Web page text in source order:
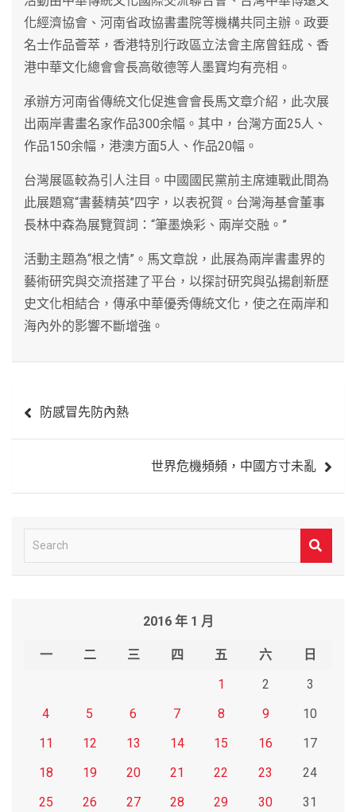
化經濟協會、河南省政協書畫院等機構共同主辦。政要
名士作品薈萃，香港特別行政區立法會主席曾鈺成、香
港中華文化總會會長高敬德等人墨寶均有亮相。
承辦方河南省傳統文化促進會會長馬文章介紹，此次展
出兩岸書畫名家作品300余幅。其中，台灣方面25人、
作品150余幅，港澳方面5人、作品20幅。
台灣展區較為引人注目。中國國民黨前主席連戰此間為
此展題寫“書藝精英”四字，以表祝賀。台灣海基會董事
長林中森為展覽賀詞：“筆墨煥彩、兩岸交融。”
活動主題為“根之情”。馬文章說，此展為兩岸書畫界的
藝術研究與交流搭建了平台，以探討研究與弘揚創新歷
史文化相結合，傳承中華優秀傳統文化，使之在兩岸和
海內外的影響不斷增強。
章
防感冒先防內熱
世界危機頻頻，中國方寸未亂
e
2016 年 1 月
一 二 三 四 五 六
日
1
2
3
4
5 6 7 8 9
10
11
12 13 14 15 16
17
18
19 20 21 22 23
24
25
26 27 28 29 30
31